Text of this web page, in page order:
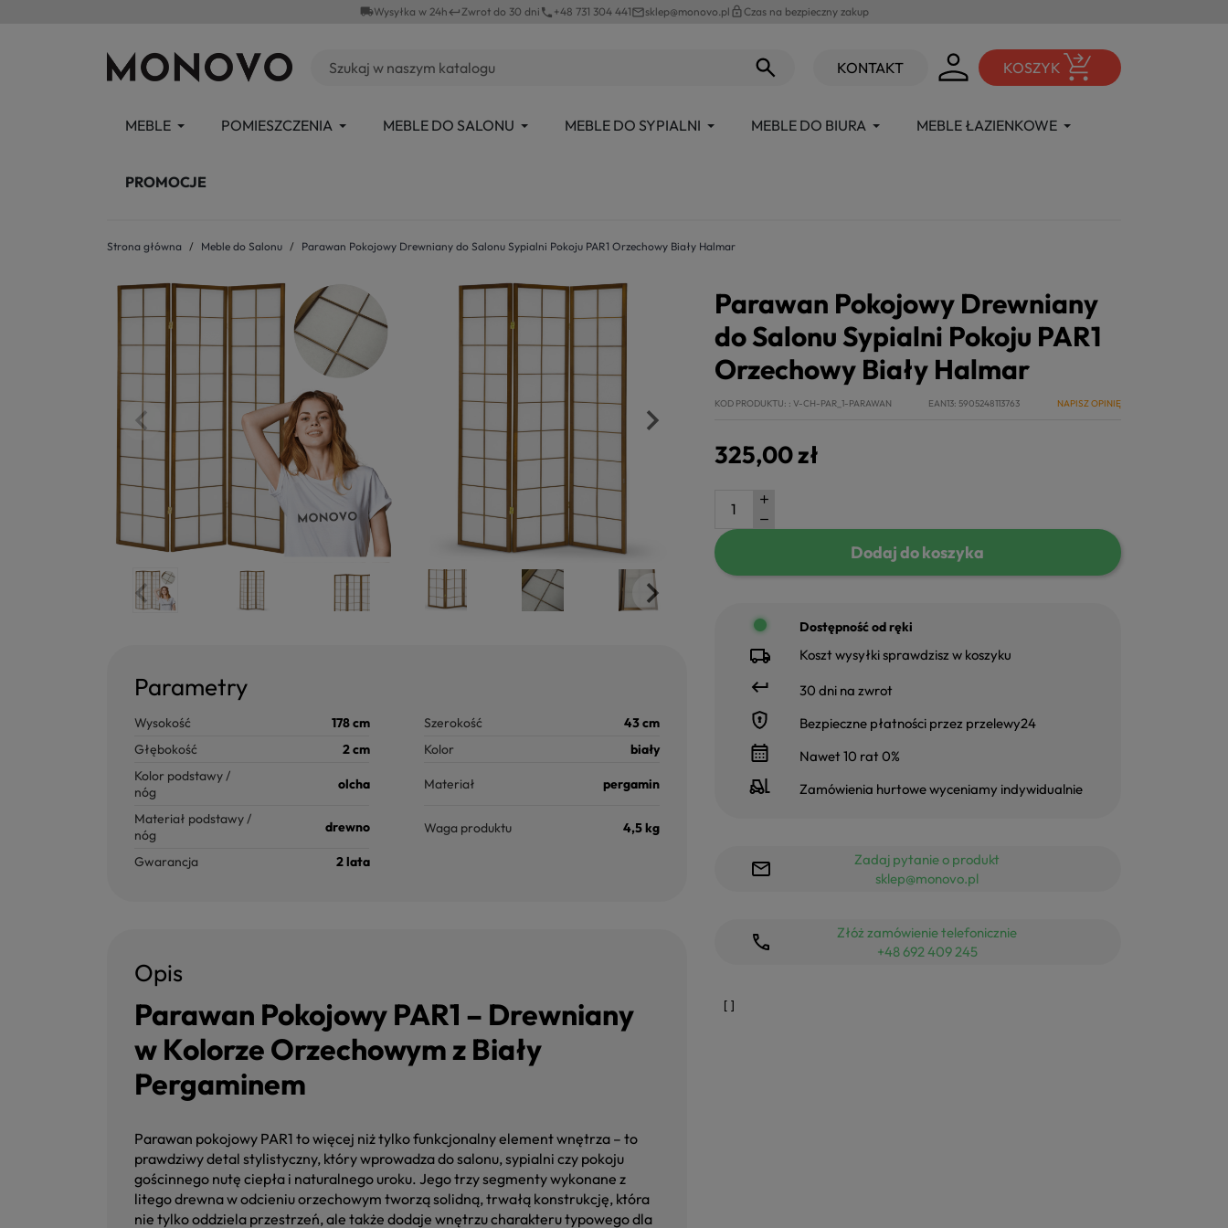
local_shippingWysyłka w 24hkeyboard_returnZwrot do 30 dni phone +48 731 304 441mail_outlinesklep@monovo.pl lock_outlineCzas na bezpieczny zakup
KONTAKT KOSZYK
MEBLE POMIESZCZENIA MEBLE DO SALONU MEBLE DO SYPIALNI MEBLE DO BIURA MEBLE ŁAZIENKOWE
PROMOCJE
Strona główna Meble do Salonu Parawan Pokojowy Drewniany do Salonu Sypialni Pokoju PAR1 Orzechowy Biały Halmar
Parametry
Wysokość 178 cm Szerokość
43 cm
Głębokość
2 cm Kolor
biały
Kolor podstawy /
nóg
olcha Materiał pergamin
Materiał podstawy /
nóg
drewno Waga produktu 4,5 kg
Gwarancja 2 lata
Opis
Parawan Pokojowy PAR1 – Drewniany
w Kolorze Orzechowym z Biały
Pergaminem
Parawan pokojowy PAR1 to więcej niż tylko funkcjonalny element wnętrza – to
prawdziwy detal stylistyczny, który wprowadza do salonu, sypialni czy pokoju
gościnnego nutę ciepła i naturalnego uroku. Jego trzy segmenty wykonane z
litego drewna w odcieniu orzechowym tworzą solidną, trwałą konstrukcję, która
nie tylko oddziela przestrzeń, ale także dodaje wnętrzu charakteru typowego dla
Parawan Pokojowy Drewniany
do Salonu Sypialni Pokoju PAR1
Orzechowy Biały Halmar
KOD PRODUKTU: V-CH-PAR_1-PARAWAN EAN13 5905248113763 NAPISZ OPINIĘ
325,00 zł
Dodaj do koszyka
Dostępność od ręki
Koszt wysyłki sprawdzisz w koszyku
30 dni na zwrot
Bezpieczne płatności przez przelewy24
Nawet 10 rat 0%
Zamówienia hurtowe wyceniamy indywidualnie
Zadaj pytanie o produkt
sklep@monovo.pl
Złóż zamówienie telefonicznie
+48 692 409 245